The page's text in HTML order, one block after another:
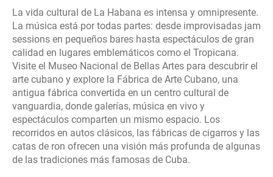
La vida cultural de La Habana es intensa y omnipresente.
La música está por todas partes: desde improvisadas jam
sessions en pequeños bares hasta espectáculos de gran
calidad en lugares emblemáticos como el Tropicana.
Visite el Museo Nacional de Bellas Artes para descubrir el
arte cubano y explore la Fábrica de Arte Cubano, una
antigua fábrica convertida en un centro cultural de
vanguardia, donde galerías, música en vivo y
espectáculos comparten un mismo espacio. Los
recorridos en autos clásicos, las fábricas de cigarros y las
catas de ron ofrecen una visión más profunda de algunas
de las tradiciones más famosas de Cuba.